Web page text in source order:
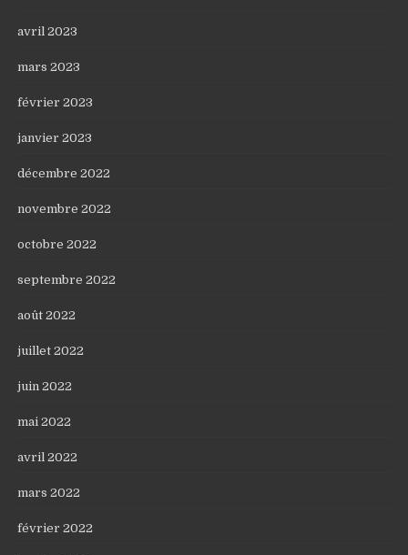
avril 2023
mars 2023
février 2023
janvier 2023
décembre 2022
novembre 2022
octobre 2022
septembre 2022
août 2022
juillet 2022
juin 2022
mai 2022
avril 2022
mars 2022
février 2022